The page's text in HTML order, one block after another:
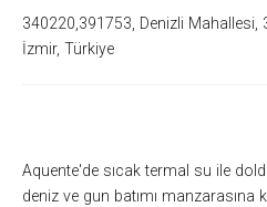
340220,391753, Denizli Mahallesi,
İzmir, Türkiye
Aquente'de sıcak termal su ile
deniz ve gun batımı manzarasına